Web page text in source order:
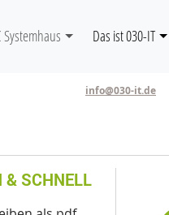
Systemhaus Das ist 030-IT
info@030-it.de
& SCHNELL